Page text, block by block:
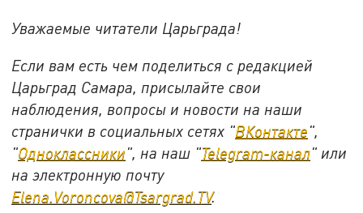
Уважаемые читатели Царьграда!
Если вам есть чем поделиться с редакцией
Царьград Самара, присылайте свои
наблюдения, вопросы и новости на наши
странички в социальных сетях "ВКонтакте",
"Одноклассники", на наш "Telegram-канал" или
на электронную почту
Elena.Voroncova@Tsargrad.TV.